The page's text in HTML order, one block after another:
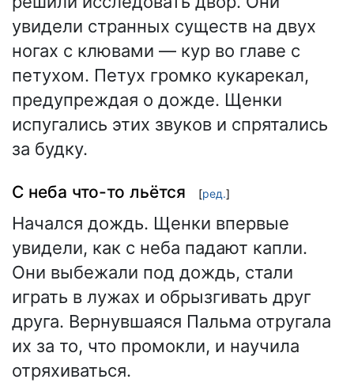
увидели странных существ на двух
ногах с клювами — кур во главе с
петухом. Петух громко кукарекал,
предупреждая о дожде. Щенки
испугались этих звуков и спрятались
за будку.
С неба что-то льётся [ред.]
Начался дождь. Щенки впервые
увидели, как с неба падают капли.
Они выбежали под дождь, стали
играть в лужах и обрызгивать друг
друга. Вернувшаяся Пальма отругала
их за то, что промокли, и научила
отряхиваться.